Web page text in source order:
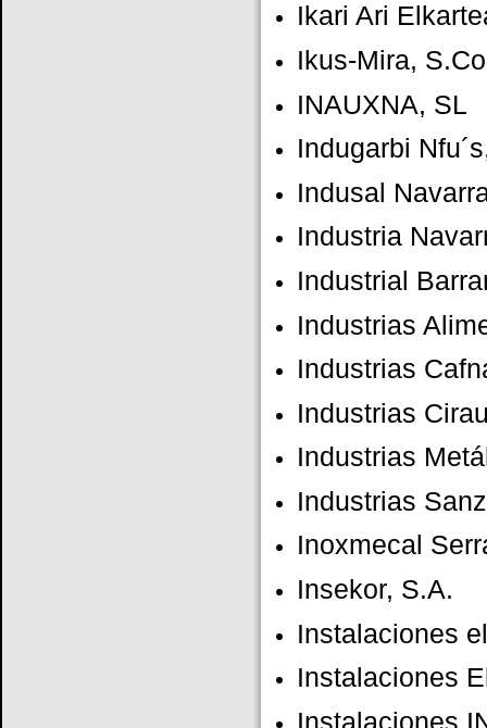
Ikari Ari
Ikus-Mira,
INAUXNA, SL
Indugarbi
Indusal
Industria
Industrial
Industrias
Industrias
Industrias
Industrias
Industrias
Inoxmecal
Insekor, S.A.
Instalaciones
Instalaciones
Instalaciones